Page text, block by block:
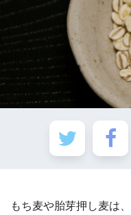
もち麦や胎芽押し麦は